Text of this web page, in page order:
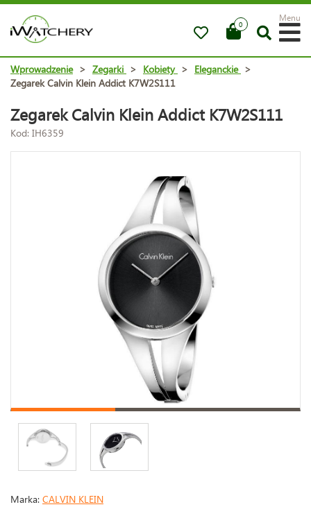
0
Menu
Wprowadzenie > Zegarki > Kobiety > Eleganckie >
Zegarek Calvin Klein Addict K7W2S111
Zegarek Calvin Klein Addict K7W2S111
Kod: IH6359
Marka: CALVIN KLEIN